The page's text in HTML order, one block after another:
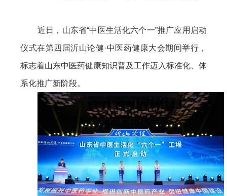
近日，山东省“中医生活化六个一”推广应用启动
仪式在第四届沂山论健·中医药健康大会期间举行，
标志着山东中医药健康知识普及工作迈入标准化、体
系化推广新阶段。